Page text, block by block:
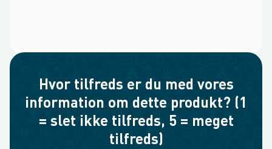
Hvor tilfreds er du med vores
information om dette produkt? (1
= slet ikke tilfreds, 5 = meget
tilfreds)